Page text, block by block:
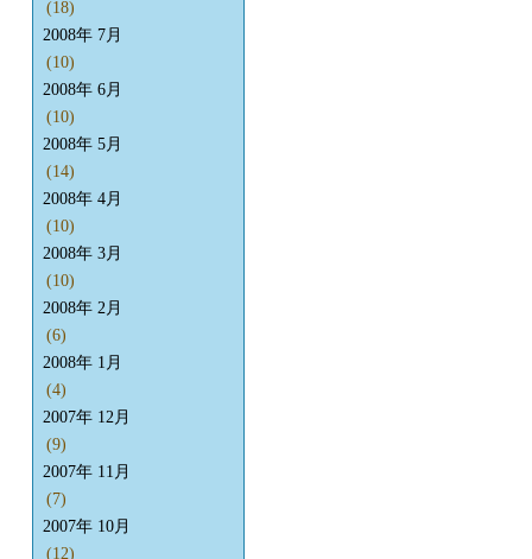
(18)
2008年 7月
(10)
2008年 6月
(10)
2008年 5月
(14)
2008年 4月
(10)
2008年 3月
(10)
2008年 2月
(6)
2008年 1月
(4)
2007年 12月
(9)
2007年 11月
(7)
2007年 10月
(12)